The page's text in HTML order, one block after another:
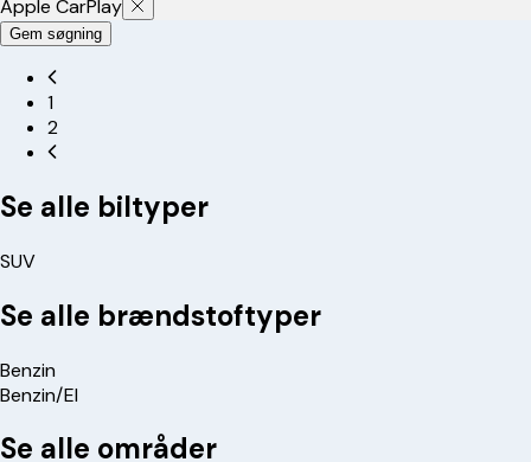
Apple CarPlay
Gem søgning
1
2
Se alle biltyper
SUV
Se alle brændstoftyper
Benzin
Benzin/El
Se alle områder